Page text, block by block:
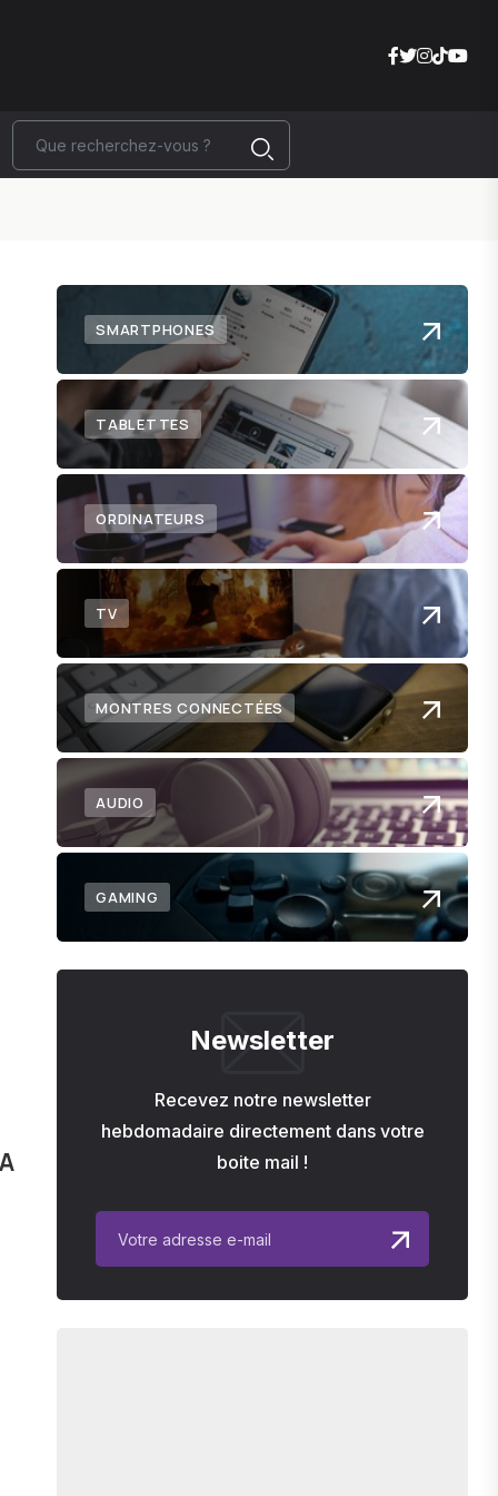
SMARTPHONES
TABLETTES
ORDINATEURS
TV
MONTRES CONNECTÉES
AUDIO
GAMING
Newsletter
Recevez notre newsletter
hebdomadaire directement dans votre
boite mail !